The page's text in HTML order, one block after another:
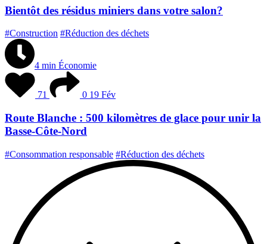
Bientôt des résidus miniers dans votre salon?
#Construction #Réduction des déchets
4 min Économie
71 0 19 Fév
Route Blanche : 500 kilomètres de glace pour unir la
Basse-Côte-Nord
#Consommation responsable #Réduction des déchets